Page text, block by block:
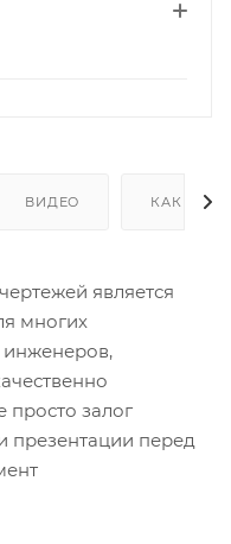
ВИДЕО КАК
является
многих
инженеров,
залог
презентации перед